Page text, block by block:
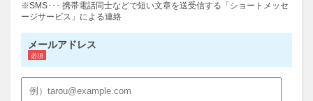
※SMS･･･ 携帯電話同士などで短い文章を送受信する「ショートメッセ
ージサービス」による連絡
メールアドレス